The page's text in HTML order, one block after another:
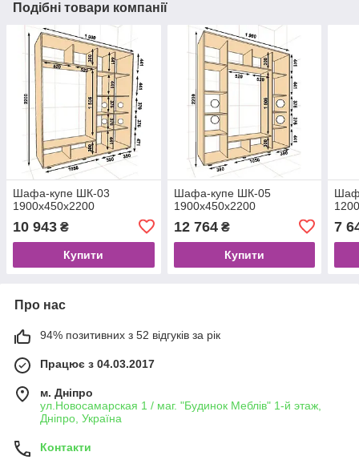
Подібні товари компанії
Шафа-купе ШК-03
1900x450x2200
10 943 ₴
Купити
Шафа-купе ШК-05
1900x450x2200
12 764₴
Купити
7
Про нас
94% позитивних з 52 відгуків за рік
Працює з 04.03.2017
м. Дніпро
ул.Новосамарская 1 / маг. "Будинок Меблiв" 1-й этаж,
Дніпро, Україна
Контакти